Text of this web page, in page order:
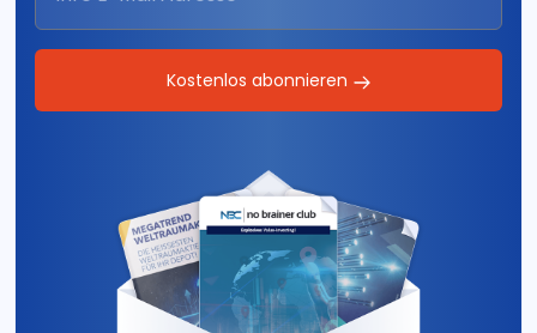
Kostenlos abonnieren